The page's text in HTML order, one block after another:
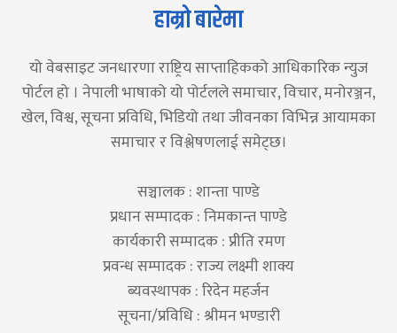
हाम्रो बारेमा
यो वेबसाइट जनधारणा राष्ट्रिय साप्ताहिकको आधिकारिक न्युज
पोर्टल हो । नेपाली भाषाको यो पोर्टलले समाचार, विचार, मनोरञ्जन,
खेल, विश्व, सूचना प्रविधि, भिडियो तथा जीवनका विभिन्न आयामका
समाचार र विश्लेषणलाई समेट्छ।
सञ्चालक : शान्ता पाण्डे
प्रधान सम्पादक : निमकान्त पाण्डे
कार्यकारी सम्पादक : प्रीति रमण
प्रवन्ध सम्पादक : राज्य लक्ष्मी शाक्य
ब्यवस्थापक : रिदेन महर्जन
सूचना/प्रविधि : श्रीमन भण्डारी